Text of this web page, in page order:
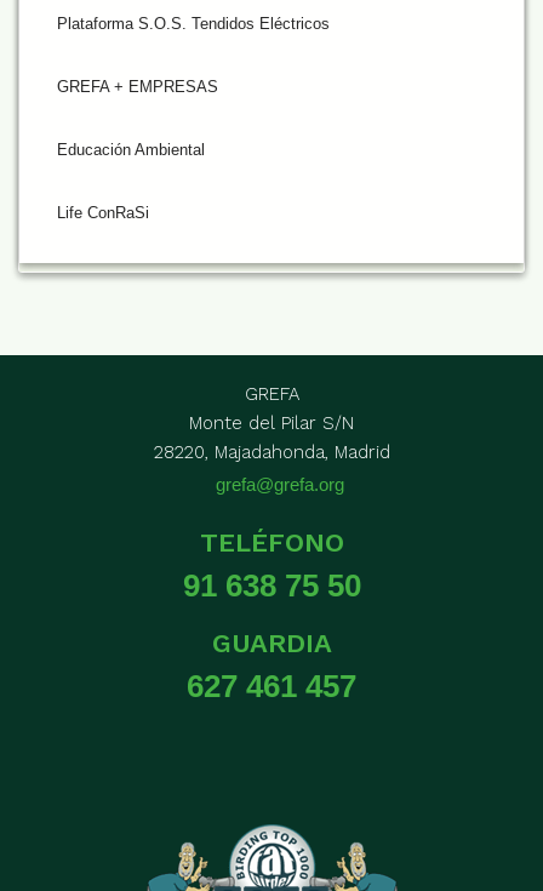
Plataforma S.O.S. Tendidos Eléctricos
GREFA + EMPRESAS
Educación Ambiental
Life ConRaSi
GREFA
Monte del Pilar S/N
28220, Majadahonda, Madrid
grefa@grefa.org
TELÉFONO
91 638 75 50
GUARDIA
627 461 457